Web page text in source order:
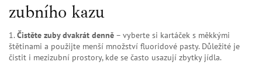
zubního kazu
1. Čistěte zuby dvakrát denně – vyberte si kartáček s měkkými
štětinami a použijte menší množství fluoridové pasty. Důležité je
čistit i mezizubní prostory, kde se často usazují zbytky jídla.